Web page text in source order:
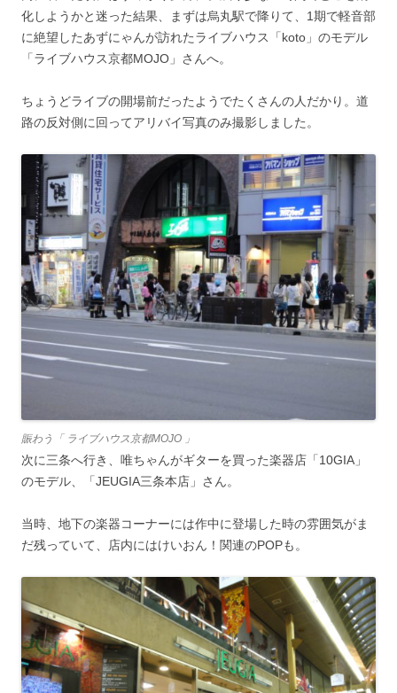
化しようかと迷った結果、まずは烏丸駅で降りて、1期で軽音部
に絶望したあずにゃんが訪れたライブハウス「koto」のモデル
「ライブハウス京都MOJO」さんへ。
ちょうどライブの開場前だったようでたくさんの人だかり。道
路の反対側に回ってアリバイ写真のみ撮影しました。
賑わう「 ライブハウス京都MOJO 」
次に三条へ行き、唯ちゃんがギターを買った楽器店「10GIA」
のモデル、「JEUGIA三条本店」さん。
当時、地下の楽器コーナーには作中に登場した時の雰囲気がま
だ残っていて、店内にはけいおん！関連のPOPも。